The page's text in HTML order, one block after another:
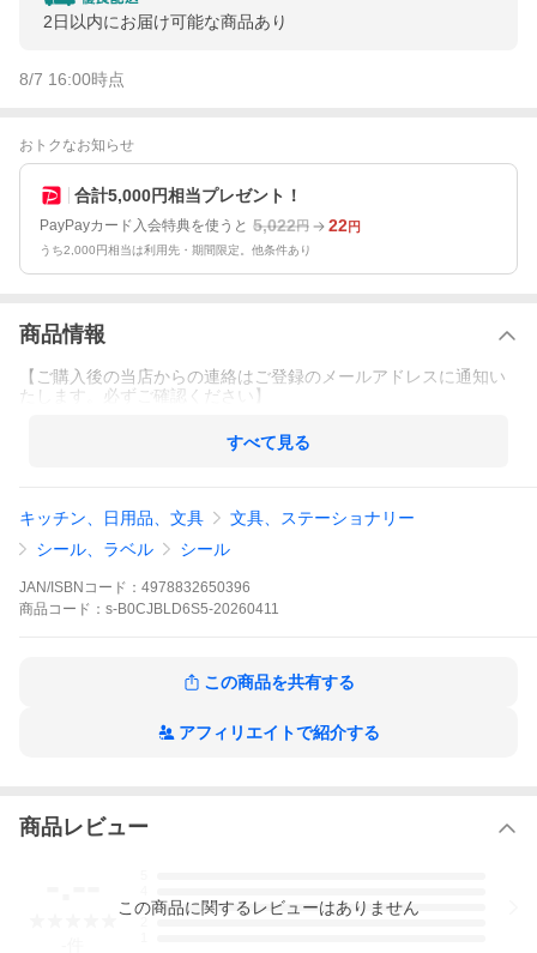
2日以内にお届け可能な商品あり
8/7 16:00時点
おトクなお知らせ
合計5,000円相当プレゼント！
PayPayカード入会特典を使うと 5,022円 22円
うち2,000円相当は利用先・期間限定。他条件あり
商品情報
【ご購入後の当店からの連絡はご登録のメールアドレスに通知い
たします。必ずご確認ください】
すべて見る
キッチン、日用品、文具
文具、ステーショナリー
シール、ラベル
シール
JAN/ISBNコード： 4978832650396
商品 コード： s-B0CJBLD6S5-20260411
この商品を共有する
アフィリエイトで紹介する
商品レビュー
3
この商品に関するレビューはありません